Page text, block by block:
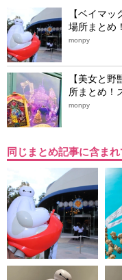
【ベイマ
場所まとめ
monpy
【美女と
所まとめ！
monpy
同じまとめ記事に含ま